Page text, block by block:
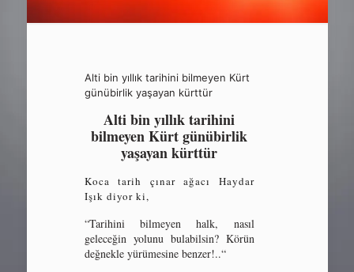
Alti bin yıllık tarihini bilmeyen Kürt
günübirlik yaşayan kürttür
Alti bin yıllık tarihini
bilmeyen Kürt günübirlik
yaşayan kürttür
Koca tarih çınar ağacı Haydar
Işık diyor ki,
“Tarihini bilmeyen halk, nasıl
geleceğin yolunu bulabilsin? Körün
değnekle yürümesine benzer!..“